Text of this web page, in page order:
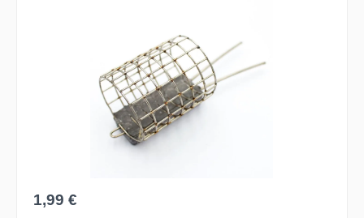
Regulärer Preis:
1,99 €